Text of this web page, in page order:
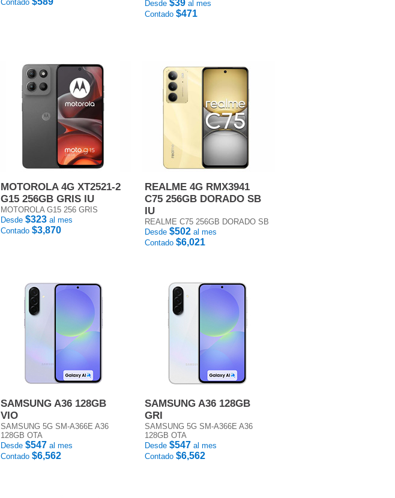
Contado
Desde $39 al mes
Contado $471
MOTOROLA 4G XT2521-2
G15 256GB GRIS IU
MOTOROLA G15 256 GRIS
Desde $323 al mes
Contado $3,870
REALME 4G RMX3941
C75 256GB DORADO SB
IU
REALME C75 256GB DORADO SB
Desde $502 al mes
Contado $6,021
SAMSUNG A36 128GB
VIO
SAMSUNG 5G SM-A366E A36
128GB OTA
Desde $547 al mes
Contado $6,562
SAMSUNG A36 128GB
GRI
SAMSUNG 5G SM-A366E A36
128GB OTA
Desde $547 al mes
Contado $6,562